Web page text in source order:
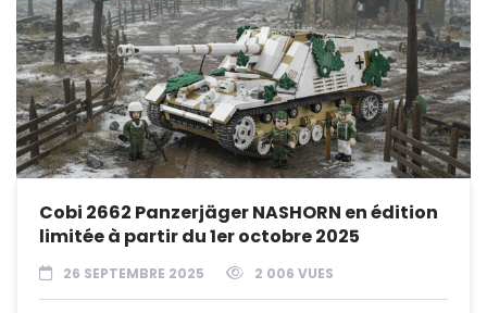
Cobi 2662 Panzerjäger NASHORN en édition
limitée à partir du 1er octobre 2025
26 SEPTEMBRE 2025 2 006 VUES